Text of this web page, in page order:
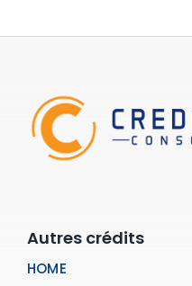
Autres crédits
HOME